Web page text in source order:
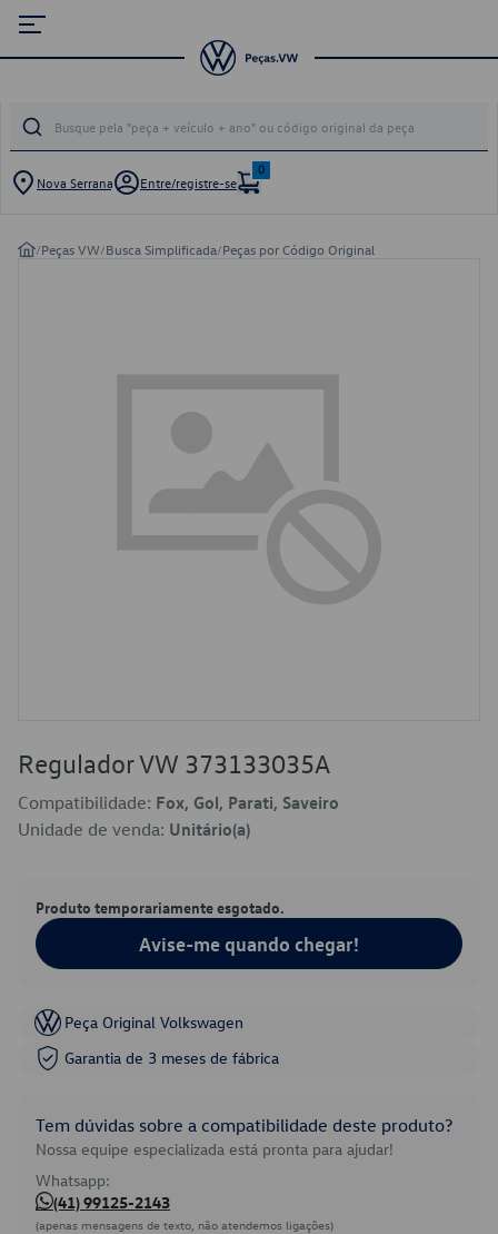
Nova Serrana Entre/registre-se
0
/Peças VW/Busca Simplificada/Peças por Código Original
Regulador VW 373133035A
Compatibilidade: Fox, Gol, Parati, Saveiro
Unidade de venda: Unitário(a)
Produto temporariamente esgotado.
Avise-me quando chegar!
Peça Original Volkswagen
Garantia de 3 meses de fábrica
Tem dúvidas sobre a compatibilidade deste produto?
Nossa equipe especializada está pronta para ajudar!
Whatsapp:
(41) 99125-2143
(apenas mensagens de texto, não atendemos ligações)